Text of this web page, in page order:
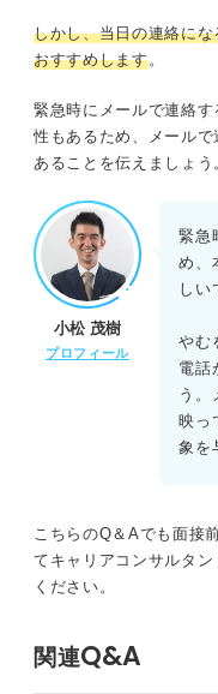
しかし、当日の連絡に
おすすめします。
緊急時にメールで連絡
性もあるため、メール
あることを伝えましょう
小松 茂樹
プロフィール
緊急
め、
しい
やむ
電話
う。
映っ
象を
こちらのQ＆Aでも面接
てキャリアコンサルタ
ください。
関連Q&A